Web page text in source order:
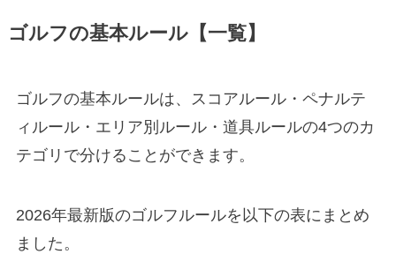
ゴルフの基本ルール【一覧】
ゴルフの基本ルールは、スコアルール・ペナルテ
ィルール・エリア別ルール・道具ルールの4つのカ
テゴリで分けることができます。
2026年最新版のゴルフルールを以下の表にまとめ
ました。